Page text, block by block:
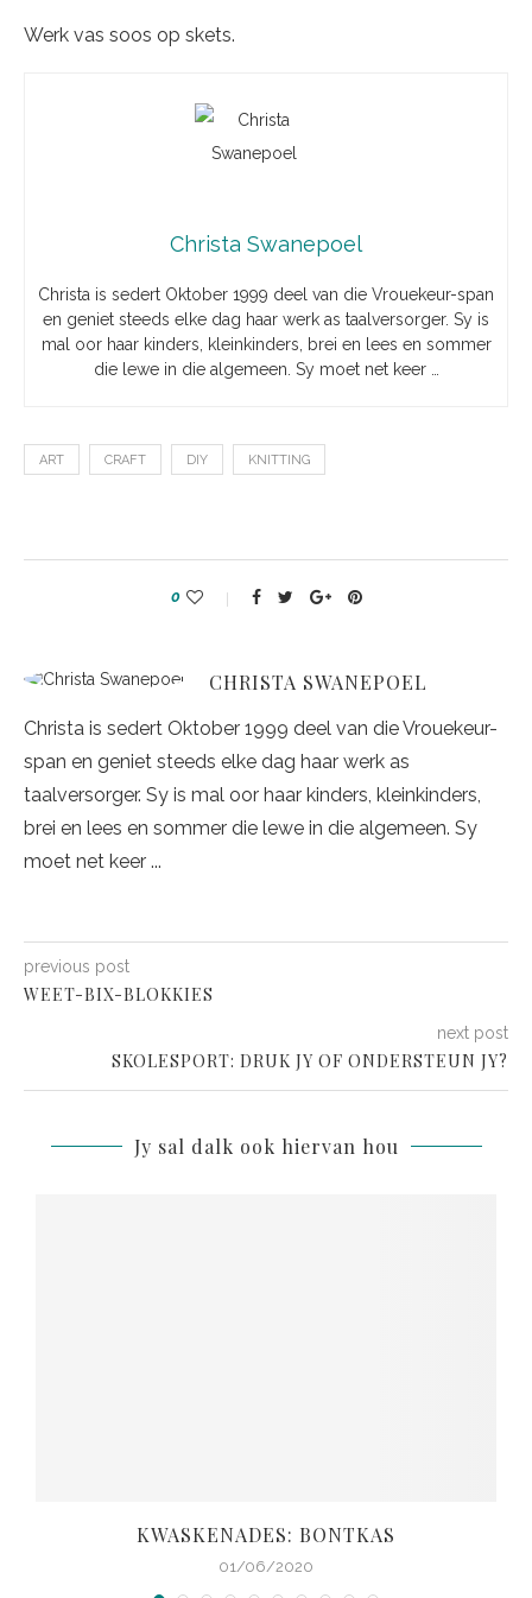
Werk vas soos op skets.
Christa Swanepoel
Christa is sedert Oktober 1999 deel van die Vrouekeur-span
en geniet steeds elke dag haar werk as taalversorger. Sy is
mal oor haar kinders, kleinkinders, brei en lees en sommer
die lewe in die algemeen. Sy moet net keer …
ART CRAFT DIY KNITTING
0
CHRISTA SWANEPOEL
Christa is sedert Oktober 1999 deel van die Vrouekeur-
span en geniet steeds elke dag haar werk as
taalversorger. Sy is mal oor haar kinders, kleinkinders,
brei en lees en sommer die lewe in die algemeen. Sy
moet net keer ...
previous post
WEET-BIX-BLOKKIES
next post
SKOLESPORT: DRUK JY OF ONDERSTEUN JY?
Jy sal dalk ook hiervan hou
KWASKENADES: BONTKAS
01/06/2020